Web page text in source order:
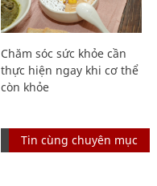
Chăm sóc sức khỏe cần
thực hiện ngay khi cơ thể
còn khỏe
Tin cùng chuyên mục